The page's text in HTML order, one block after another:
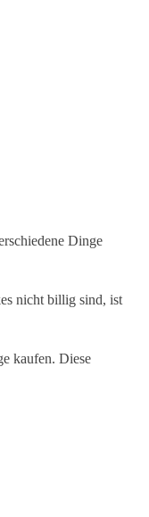
Dinge
nicht billig sind, ist
kaufen. Diese